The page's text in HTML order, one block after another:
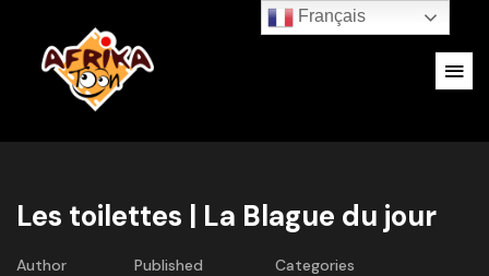
Les toilettes | La Blague du jour
Author
Published
Categories
Français